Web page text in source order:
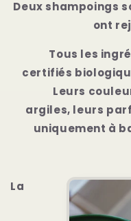
Deux shampoings
ont
Tous les
certifiés
Leurs
argiles, leurs
uniquement à
La